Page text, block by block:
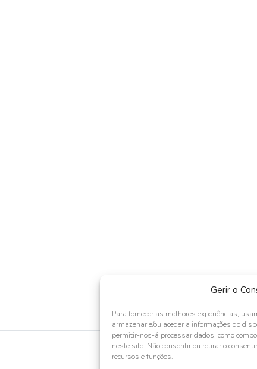
Gerir o
Para fornecer as melhores experiências,
armazenar e/ou aceder a informações do
permitir-nos-á processar dados, como
neste site. Não consentir ou retirar o
recursos e funções.